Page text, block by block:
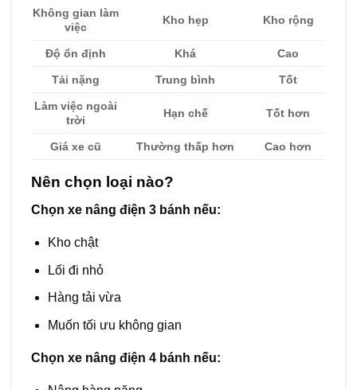
Không gian làm
việc
Kho hẹp Kho rộng
Độ ổn định Khá Cao
Tải nặng Trung bình Tốt
Làm việc ngoài
trời
Hạn chế Tốt hơn
Giá xe cũ Thường thấp hơn Cao hơn
Nên chọn loại nào?
Chọn xe nâng điện 3 bánh nếu:
Kho chật
Lối đi nhỏ
Hàng tải vừa
Muốn tối ưu không gian
Chọn xe nâng điện 4 bánh nếu: